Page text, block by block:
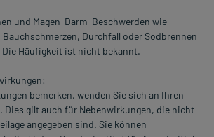
und Magen-Darm-Beschwerden wie
Durchfall oder Sodbrennen
Häufigkeit ist nicht bekannt.
bemerken, wenden Sie sich an Ihren
Dies gilt auch für Nebenwirkungen, die nicht
angegeben sind. Sie können